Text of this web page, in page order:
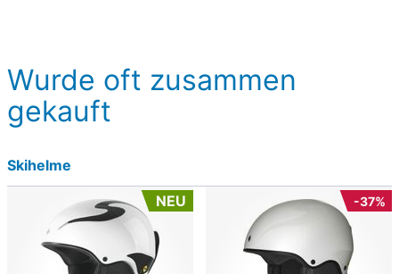
Wurde oft zusammen
gekauft
Skihelme
NEU
-37%